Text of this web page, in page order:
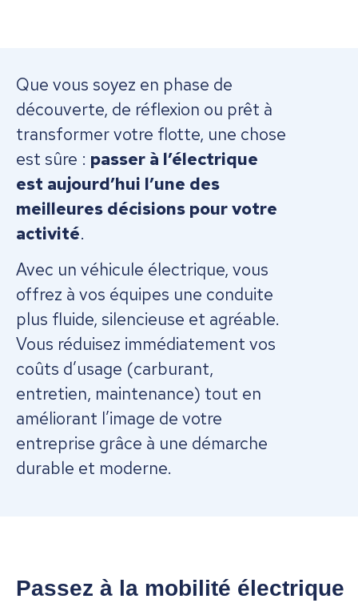
Que vous soyez en phase de
découverte, de réflexion ou prêt à
transformer votre flotte, une chose
est sûre : passer à l’électrique
est aujourd’hui l’une des
meilleures décisions pour votre
activité.
Avec un véhicule électrique, vous
offrez à vos équipes une conduite
plus fluide, silencieuse et agréable.
Vous réduisez immédiatement vos
coûts d’usage (carburant,
entretien, maintenance) tout en
améliorant l’image de votre
entreprise grâce à une démarche
durable et moderne.
Passez à la mobilité électrique